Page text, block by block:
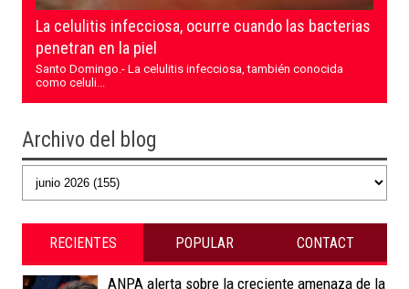
La celulitis infecciosa, ocurre cuando las bacterias
penetran en la piel
Santo Domingo.- La celulitis infecciosa, también conocida
como celuli...
Archivo del blog
RECIENTES POPULAR CONTACT
ANPA alerta sobre la creciente amenaza de la